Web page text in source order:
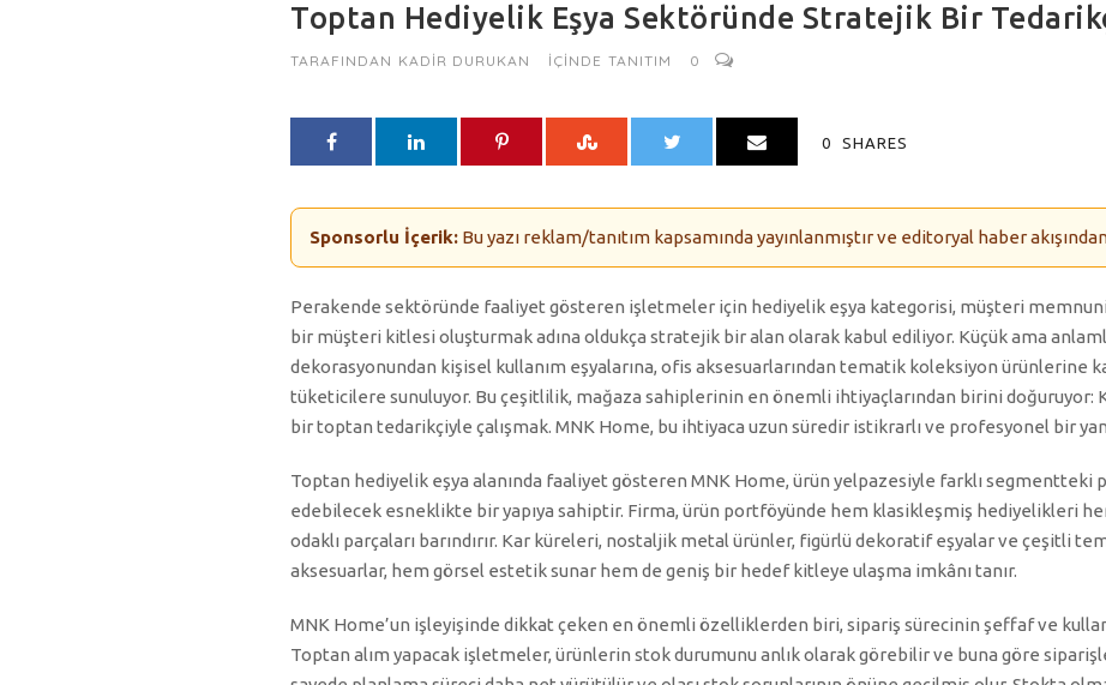
Toptan Hediyelik Eşya Sektöründe Stratejik Bir
TARAFINDAN KADIR DURUKAN IÇINDE TANITIM 0
0 SHARES
Sponsorlu İçerik: Bu yazı reklam/tanıtım kapsamında yayınlanmıştır ve editoryal haber
Perakende sektöründe faaliyet gösteren işletmeler için hediyelik eşya kategorisi, müşteri
bir müşteri kitlesi oluşturmak adına oldukça stratejik bir alan olarak kabul ediliyor. Küçük ama
dekorasyonundan kişisel kullanım eşyalarına, ofis aksesuarlarından tematik koleksiyon ürünlerine
tüketicilere sunuluyor. Bu çeşitlilik, mağaza sahiplerinin en önemli ihtiyaçlarından birini doğuruyor:
bir toptan tedarikçiyle çalışmak. MNK Home, bu ihtiyaca uzun süredir istikrarlı ve profesyonel bir
Toptan hediyelik eşya alanında faaliyet gösteren MNK Home, ürün yelpazesiyle farklı segmentteki
edebilecek esneklikte bir yapıya sahiptir. Firma, ürün portföyünde hem klasikleşmiş hediyelikleri
odaklı parçaları barındırır. Kar küreleri, nostaljik metal ürünler, figürlü dekoratif eşyalar ve çeşitli
aksesuarlar, hem görsel estetik sunar hem de geniş bir hedef kitleye ulaşma imkânı tanır.
MNK Home’un işleyişinde dikkat çeken en önemli özelliklerden biri, sipariş sürecinin şeffaf ve
Toptan alım yapacak işletmeler, ürünlerin stok durumunu anlık olarak görebilir ve buna göre